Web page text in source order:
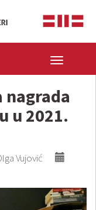
Toggle
navigation
nagrada
u 2021.
Vujović